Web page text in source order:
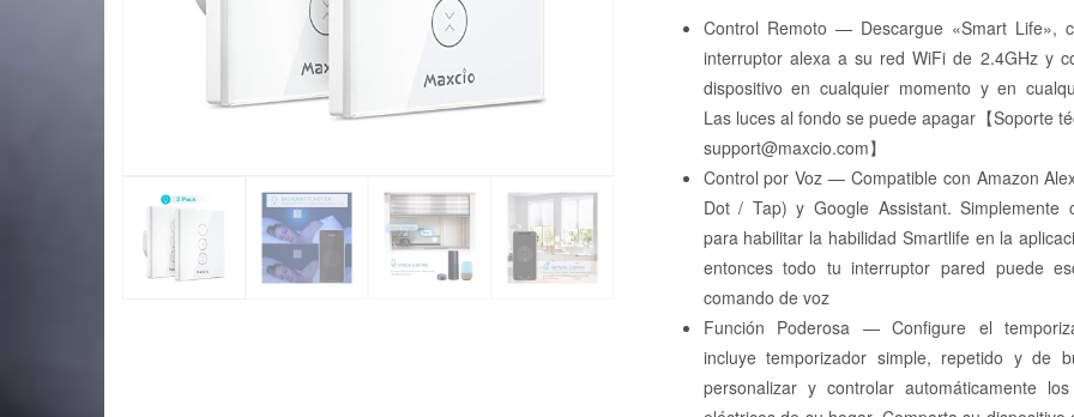
Control Remoto — Descargue «Smart Life»,
interruptor alexa a su red WiFi de 2.4GHz y
dispositivo en cualquier momento y en
Las luces al fondo se puede apagar【Soporte
support@maxcio.com】
Control por Voz — Compatible con Amazon
Dot / Tap) y Google Assistant. Simplemente
para habilitar la habilidad Smartlife en la
entonces todo tu interruptor pared puede
comando de voz
Función Poderosa — Configure el
incluye temporizador simple, repetido y de
personalizar y controlar automáticamente